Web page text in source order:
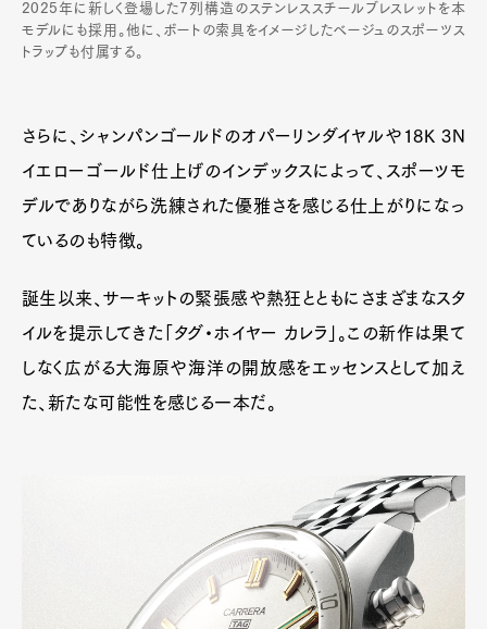
2025年に新しく登場した7列構造のステンレススチールブレスレットを本
モデルにも採用。他に、ボートの索具をイメージしたベージュのスポーツス
トラップも付属する。
さらに、シャンパンゴールドのオパーリンダイヤルや18K 3N
イエローゴールド仕上げのインデックスによって、スポーツモ
デルでありながら洗練された優雅さを感じる仕上がりになっ
ているのも特徴。
誕生以来、サーキットの緊張感や熱狂とともにさまざまなスタ
イルを提示してきた「タグ・ホイヤー カレラ」。この新作は果て
しなく広がる大海原や海洋の開放感をエッセンスとして加え
た、新たな可能性を感じる一本だ。